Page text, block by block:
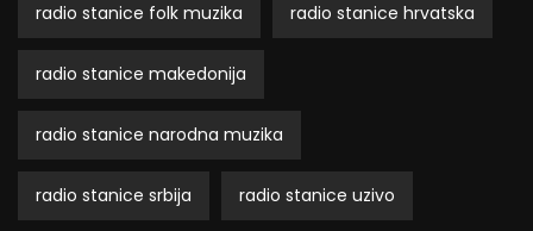
radio stanice folk muzika radio stanice hrvatska
radio stanice makedonija
radio stanice narodna muzika
radio stanice srbija radio stanice uzivo